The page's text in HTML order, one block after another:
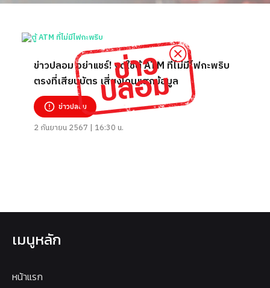
ข่าวปลอม อย่าแชร์! งดใช้ตู้ ATM ที่ไม่มีไฟกะพริบ
ตรงที่เสียบบัตร เสี่ยงโดนแฮกข้อมูล
ข่าวปลอม
2 กันยายน 2567 | 16:30 น.
เมนูหลัก
หน้าแรก